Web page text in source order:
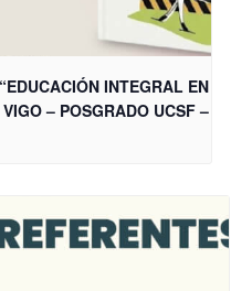
INTEGRAL EN
– POSGRADO UCSF –